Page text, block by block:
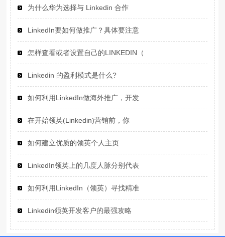
为什么华为选择与 Linkedin 合作
LinkedIn要如何做推广？具体要注意
怎样查看或者设置自己的LINKEDIN（
Linkedin 的盈利模式是什么?
如何利用LinkedIn做海外推广，开发
在开始领英(Linkedin)营销前，你
如何建立优质的领英个人主页
LinkedIn领英上的几度人脉分别代表
如何利用LinkedIn（领英）寻找精准
Linkedin领英开发客户的最强攻略